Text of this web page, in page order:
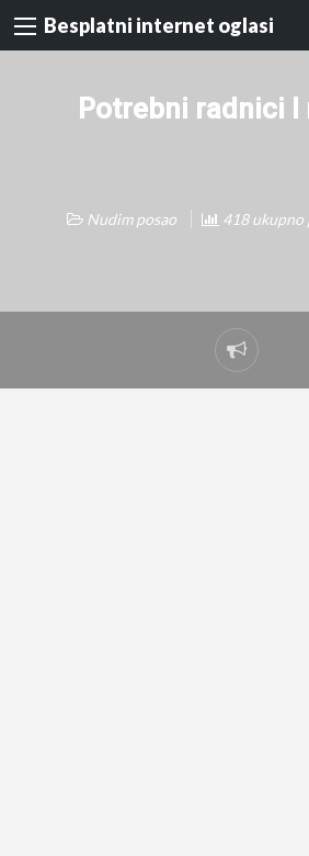
Besplatni internet oglasi
Potrebni radnici
Nudim posao 418 ukupno
Prijavi
problem